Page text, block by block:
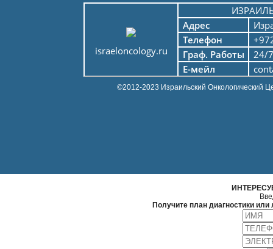
israeloncology.ru
Адрес
Телефон
Граф. Работы
24/7
Е-мейл
©2012-2023 Израильский Онкологический
Получите план диагностики